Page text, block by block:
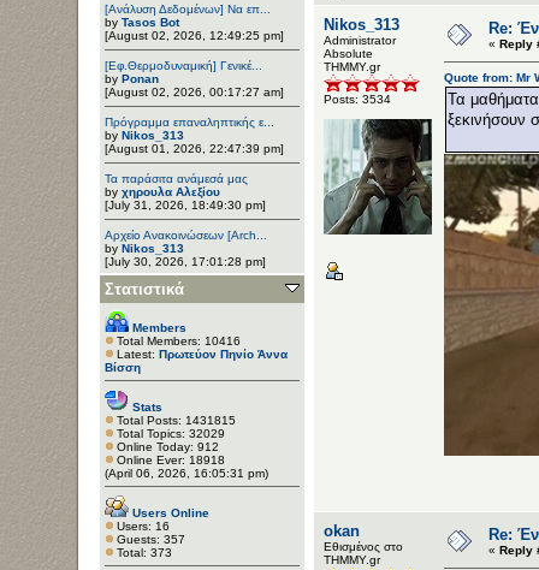
[Ανάλυση Δεδομένων] Να επ...
by Tasos Bot
[August 02, 2026, 12:49:25 pm]
[Εφ.Θερμοδυναμική] Γενικέ...
by Ponan
[August 02, 2026, 00:17:27 am]
Πρόγραμμα επαναληπτικής ε...
by Nikos_313
[August 01, 2026, 22:47:39 pm]
Τα παράσιτα ανάμεσά μας
by χηρουλα Αλεξίου
[July 31, 2026, 18:49:30 pm]
Αρχείο Ανακοινώσεων [Arch...
by Nikos_313
[July 30, 2026, 17:01:28 pm]
Στατιστικά
Members
Total Members: 10416
Latest: Πρωτεύον Πηνίο Άννα
Βίσση
Stats
Total Posts: 1431815
Total Topics: 32029
Online Today: 912
Online Ever: 18918
(April 06, 2026, 16:05:31 pm)
Users Online
Users: 16
Guests: 357
Total: 373
Nikos_313
Administrator
Αbsolute
ΤΗΜΜΥ.gr
Posts: 3534
Re:
« Reply
Quote from: Mr
Τα
ξεκινήσουν
okan
Εθισμένος στο
ΤΗΜΜΥ.gr
Re:
« Reply